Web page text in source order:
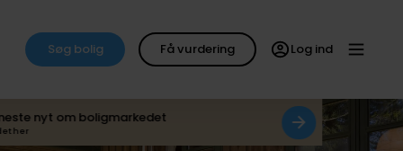
Søg bolig Få vurdering Log ind
nyt om boligmarkedet
her